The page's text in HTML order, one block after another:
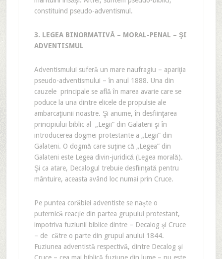
constituind pseudo-adventismul.
3. LEGEA BINORMATIVĂ – MORAL-PENAL – ŞI
ADVENTISMUL
Adventismului suferă un mare naufragiu – apariţia
pseudo-adventismului – în anul 1888. Una din
cauzele principale se află în marea avarie care se
poduce la una dintre elicele de propulsie ale
ambarcaţiunii noastre. Şi anume, în desfiinţarea
principiului biblic al „Legii” din Galateni şi în
introducerea dogmei protestante a „Legii” din
Galateni. O dogmă care suţine că „Legea” din
Galateni este Legea divin-juridică (Legea morală).
Şi ca atare, Decalogul trebuie desfiinţată pentru
mântuire, aceasta având loc numai prin Cruce.
Pe puntea corăbiei adventiste se naşte o
puternică reacţie din partea grupului protestant,
impotriva fuziunii biblice dintre – Decalog şi Cruce
– de către o parte din grupul anului 1844.
Fuziunea adventistă respectivă, dintre Decalog şi